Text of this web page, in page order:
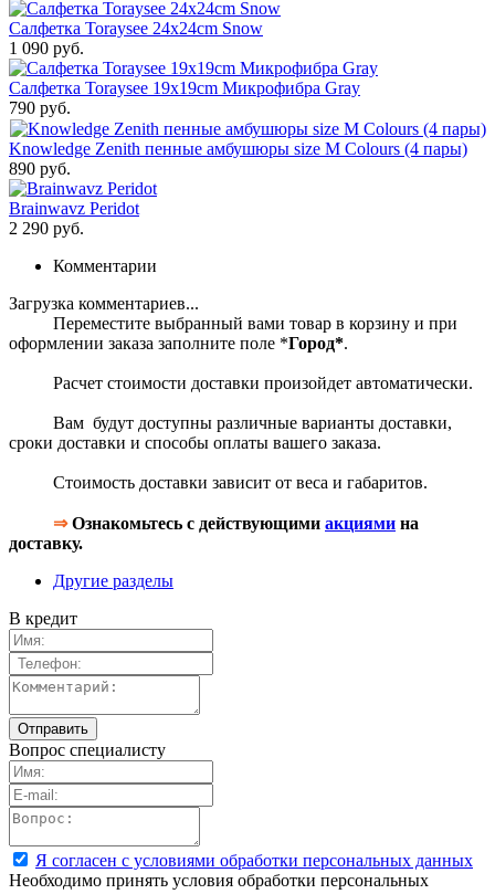
Салфетка Toraysee 24x24cm Snow
1 090 руб.
Салфетка Toraysee 19x19cm Микрофибра Gray
790 руб.
Knowledge Zenith пенные амбушюры size M Colours (4 пары)
890 руб.
Brainwavz Peridot
2 290 руб.
Комментарии
Загрузка комментариев...
Переместите выбранный вами товар в корзину и при
оформлении заказа заполните поле *Город*.
Расчет стоимости доставки произойдет автоматически.
Вам будут доступны различные варианты доставки,
сроки доставки и способы оплаты вашего заказа.
Стоимость доставки зависит от веса и габаритов.
⇒Ознакомьтесь с действующими акциями на
доставку.
Другие разделы
В кредит
Вопрос специалисту
Я согласен с условиями обработки персональных данных
Необходимо принять условия обработки персональных